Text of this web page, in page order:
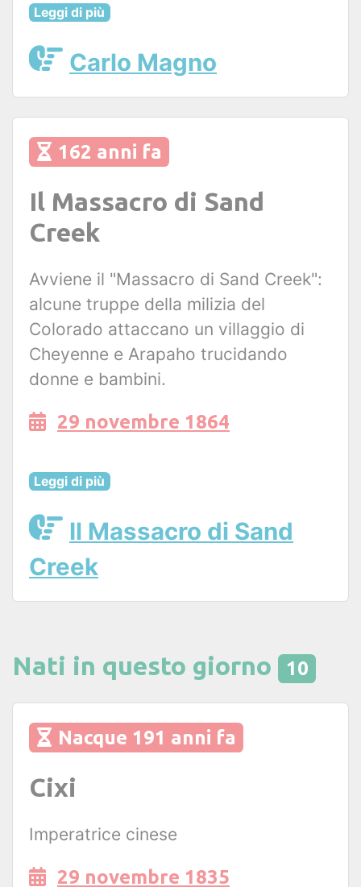
Leggi di più
Carlo Magno
162 anni fa
Il Massacro di Sand
Creek
Avviene il "Massacro di Sand Creek":
alcune truppe della milizia del
Colorado attaccano un villaggio di
Cheyenne e Arapaho trucidando
donne e bambini.
29 novembre 1864
Leggi di più
Il Massacro di Sand
Creek
Nati in questo giorno 10
Nacque 191 anni fa
Cixi
Imperatrice cinese
29 novembre 1835